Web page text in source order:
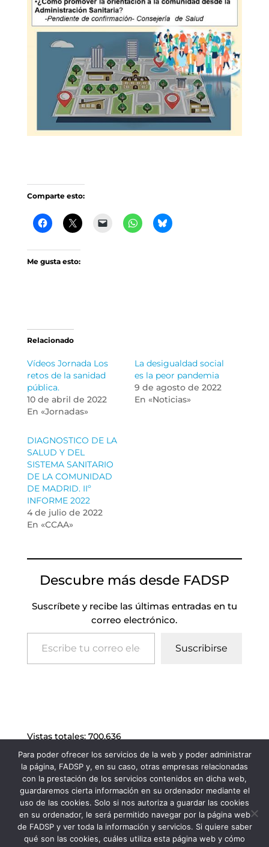
Comparte esto:
Me gusta esto:
Relacionado
Vídeos Jornada Los
retos de la sanidad
pública.
10 de abril de 2022
En «Jornadas»
La desigualdad social
es la peor pandemia
9 de agosto de 2022
En «Noticias»
DIAGNOSTICO DE LA
SALUD Y DEL
SISTEMA SANITARIO
DE LA COMUNIDAD
DE MADRID. IIº
INFORME 2022
4 de julio de 2022
En «CCAA»
Descubre más desde FADSP
Suscríbete y recibe las últimas entradas en tu
correo electrónico.
Escribe tu correo electrónico…
Suscribirse
Vistas totales: 700.636
Para poder ofrecer los servicios de la web y poder administrar
la página, FADSP y, en su caso, otras empresas relacionadas
con la prestación de los servicios contenidos en dicha web,
guardaremos cierta información en su ordenador mediante el
uso de las cookies. Solo si nos autoriza a guardar las cookies
en su ordenador, le será permitido navegar por la página web
de FADSP y ver toda la información y servicios. Si quiere saber
qué son las cookies, cuáles utiliza esta página web y cómo